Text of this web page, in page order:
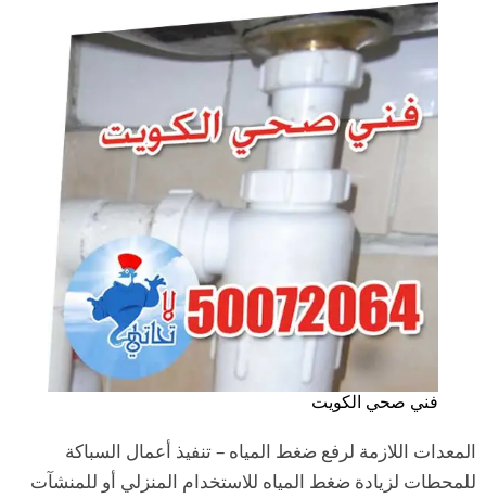
فني صحي الكويت
المعدات اللازمة لرفع ضغط المياه – تنفيذ أعمال السباكة
للمحطات لزيادة ضغط المياه للاستخدام المنزلي أو للمنشآت